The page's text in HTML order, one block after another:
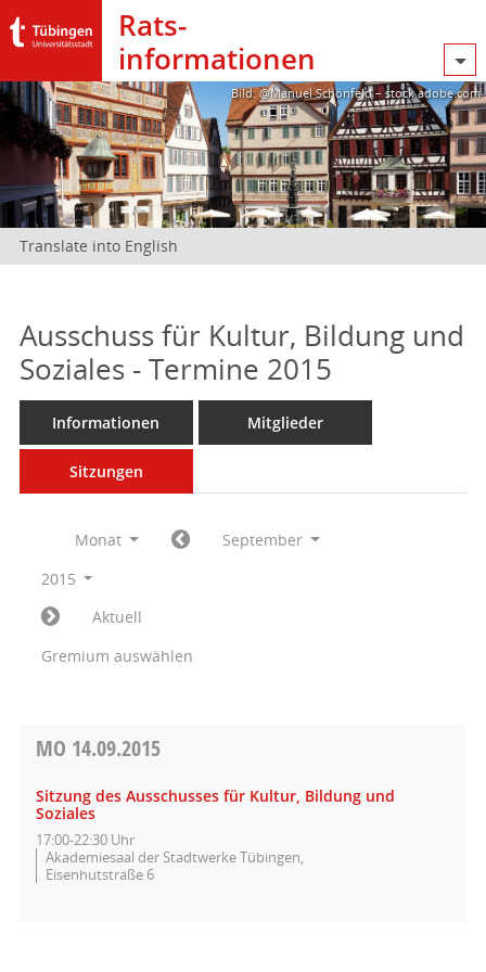
Rats­
informationen
Bild: @Manuel Schönfeld – stock.adobe.com
Translate into English
Ausschuss für Kultur, Bildung und
Soziales - Termine 2015
Informationen Mitglieder
Sitzungen
Monat
September
2015
Aktuell
Gremium auswählen
MO 14.09.2015
Sitzung des Ausschusses für Kultur, Bildung und
Soziales
17:00-22:30 Uhr
Akademiesaal der Stadtwerke Tübingen,
Eisenhutstraße 6